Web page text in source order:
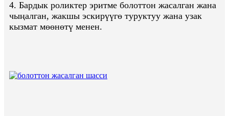
4. Бардык роликтер эритме болоттон жасалган жана
чыңалган, жакшы эскирүүгө туруктуу жана узак
кызмат мөөнөтү менен.